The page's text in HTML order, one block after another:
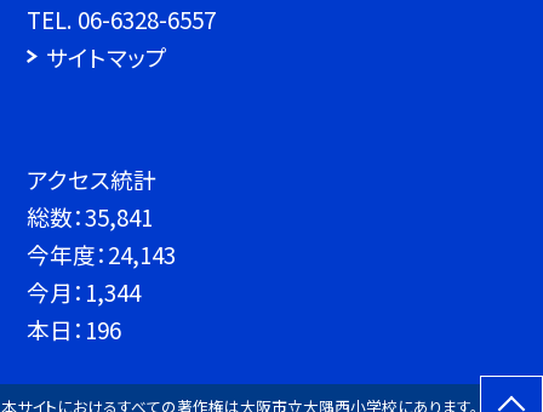
TEL. 06-6328-6557
サイトマップ
アクセス統計
総数：35,841
今年度：24,143
今月： 1,344
本日： 196
本サイトにおけるすべての著作権は大阪市立大隅西小学校にあります。 すべての